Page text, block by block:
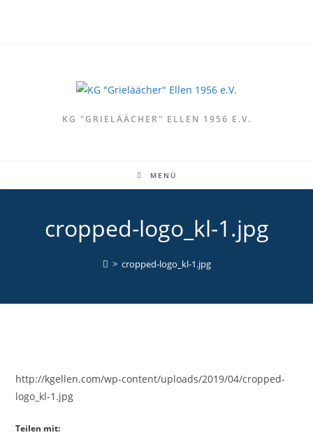
KG "GRIELÄÄCHER" ELLEN 1956 E.V.
MENÜ
cropped-logo_kl-1.jpg
> cropped-logo_kl-1.jpg
http://kgellen.com/wp-content/uploads/2019/04/cropped-
logo_kl-1.jpg
Teilen mit: